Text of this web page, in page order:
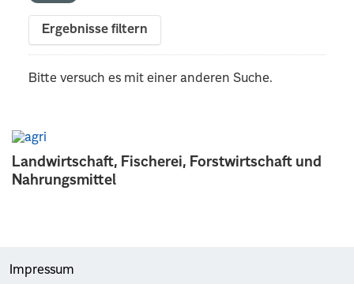
Landwirtschaft, Fischerei, Forstwirtschaft und
Nahrungsmittel
Ergebnisse filtern
Bitte versuch es mit einer anderen Suche.
Impressum